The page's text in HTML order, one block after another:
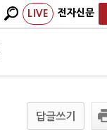
LIVE 전자신문
답글쓰기